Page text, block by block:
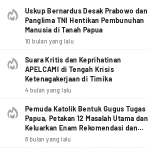
Uskup Bernardus Desak Prabowo dan
Panglima TNI Hentikan Pembunuhan
Manusia di Tanah Papua
10 bulan yang lalu
Suara Kritis dan Keprihatinan
APELCAMI di Tengah Krisis
Ketenagakerjaan di Timika
4 bulan yang lalu
Pemuda Katolik Bentuk Gugus Tugas
Papua, Petakan 12 Masalah Utama dan
Keluarkan Enam Rekomendasi dan
Seruan Moral Nasional
8 bulan yang lalu